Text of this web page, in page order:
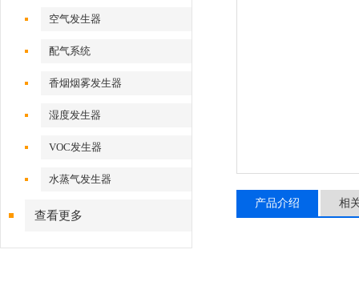
空气发生器
配气系统
香烟烟雾发生器
湿度发生器
VOC发生器
水蒸气发生器
查看更多
产品介绍 相